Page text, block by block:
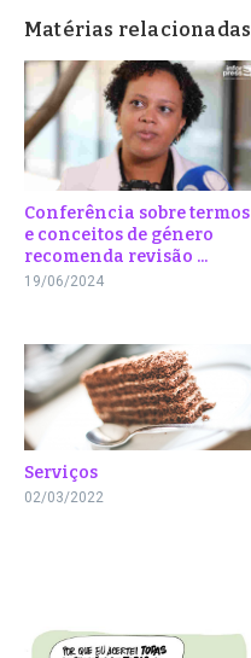
Matérias relacionadas
Conferência sobre termos
e conceitos de género
recomenda revisão ...
19/06/2024
Serviços
02/03/2022